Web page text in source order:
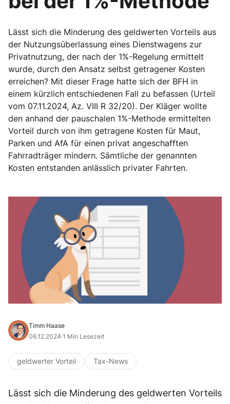
Lässt sich die Minderung des geldwerten Vorteils aus
der Nutzungsüberlassung eines Dienstwagens zur
Privatnutzung, der nach der 1%-Regelung ermittelt
wurde, durch den Ansatz selbst getragener Kosten
erreichen? Mit dieser Frage hatte sich der BFH in
einem kürzlich entschiedenen Fall zu befassen (Urteil
vom 07.11.2024, Az. VIII R 32/20). Der Kläger wollte
den anhand der pauschalen 1%-Methode ermittelten
Vorteil durch von ihm getragene Kosten für Maut,
Parken und AfA für einen privat angeschafften
Fahrradträger mindern. Sämtliche der genannten
Kosten entstanden anlässlich privater Fahrten.
Timm Haase
06.12.2024·1 Min Lesezeit
geldwerter Vorteil Tax-News
Lässt sich die Minderung des geldwerten Vorteils